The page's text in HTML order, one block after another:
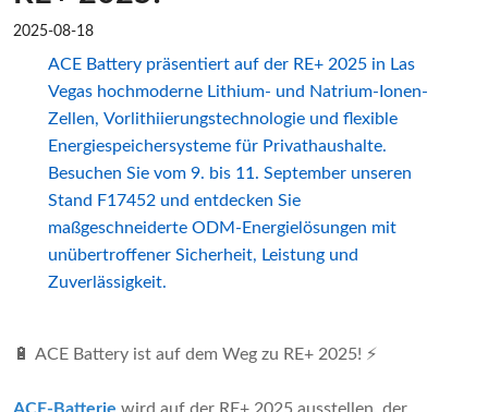
2025-08-18
ACE Battery präsentiert auf der RE+ 2025 in Las
Vegas hochmoderne Lithium- und Natrium-Ionen-
Zellen, Vorlithiierungstechnologie und flexible
Energiespeichersysteme für Privathaushalte.
Besuchen Sie vom 9. bis 11. September unseren
Stand F17452 und entdecken Sie
maßgeschneiderte ODM-Energielösungen mit
unübertroffener Sicherheit, Leistung und
Zuverlässigkeit.
🔋 ACE Battery ist auf dem Weg zu RE+ 2025! ⚡